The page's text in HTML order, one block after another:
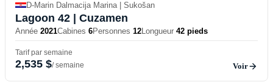
D-Marin Dalmacija Marina | Sukošan
Lagoon 42 | Cuzamen
Année 2021Cabines 6Personnes 12Longueur 42 pieds
Tarif par semaine
2,535 $/ semaine Voir